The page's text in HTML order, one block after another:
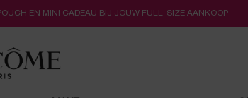
EN MINI CADEAU BIJ JOUW FULL-SIZE AANKOOP